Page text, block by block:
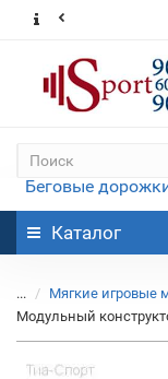
Беговые
Каталог
...
Мягкие игровые
Модульный